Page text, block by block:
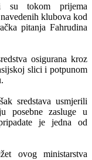
su tokom prijema
klubova kod
pitanja Fahrudina
osigurana kroz
slici i potpunom
sredstava usmjerili
posebne zasluge u
je jedna od
ovog ministarstva